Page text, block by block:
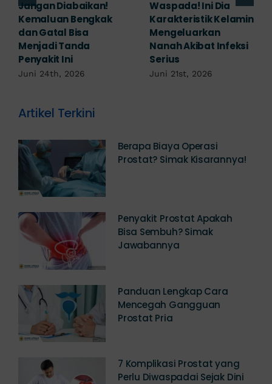
Banyak yang
Mengabaikan,
Padahal Habis
Berhubungan
Kemaluan Gatal Bisa
Jadi Tanda IMS!
Tampak Ringan,
Waspada Ini Gejala
Kutil Kelamin yang
Berbahaya!
Juni 14th, 2026
Berapa Biaya Operasi
Penyakit Prostat Apakah
Bisa Sembuh? Simak
Panduan Lengkap Cara
Mencegah Gangguan
7 Komplikasi Prostat yang